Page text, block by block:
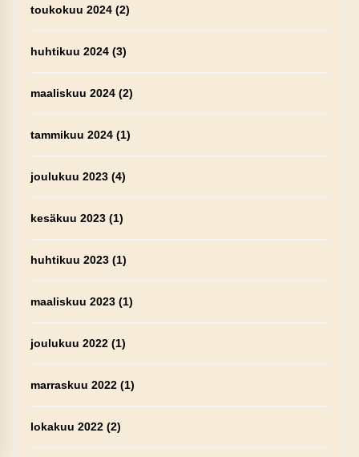
toukokuu 2024(2)
huhtikuu 2024(3)
maaliskuu 2024(2)
tammikuu 2024(1)
joulukuu 2023(4)
kesäkuu 2023(1)
huhtikuu 2023(1)
maaliskuu 2023(1)
joulukuu 2022(1)
marraskuu 2022(1)
lokakuu 2022(2)